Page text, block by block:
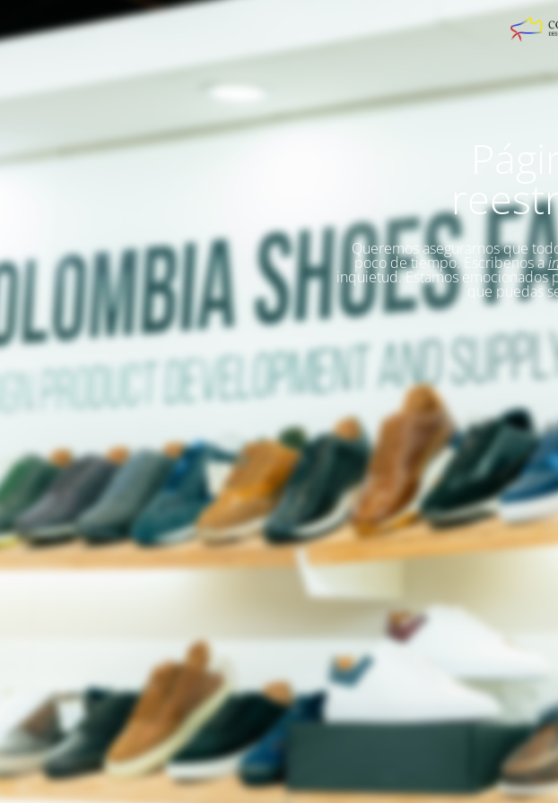
Queremos asegurarnos que
poco de tiempo. Escribenos a
inquietud.Estamos emocionados
que puedas